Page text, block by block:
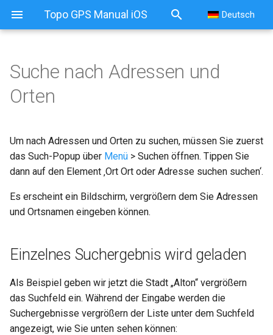
Topo GPS Manual iOS Deutsch
Orten
wird geladen
Alle Suchergebnisse
Auswahl von
geladen
Suchergebnisse von der
Karte entfernen
Details zu den Suchen
Suche nach Adressen und
Orten
Um nach Adressen und Orten zu suchen, müssen Sie zuerst
das Such-Popup über Menü > Suchen öffnen. Tippen Sie
dann auf den Element ‚Ort Ort oder Adresse suchen suchen‘.
Es erscheint ein Bildschirm, vergrößern dem Sie Adressen
und Ortsnamen eingeben können.
Einzelnes Suchergebnis wird geladen
Als Beispiel geben wir jetzt die Stadt „Alton“ vergrößern
das Suchfeld ein. Während der Eingabe werden die
Suchergebnisse vergrößern der Liste unter dem Suchfeld
angezeigt, wie Sie unten sehen können: